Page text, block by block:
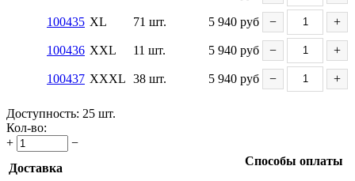
100435 XL 71 шт. 5 940 руб − +
100436 XXL 11 шт. 5 940 руб − +
100437 XXXL 38 шт. 5 940 руб − +
Доступность: 25 шт.
Кол-во:
+
−
Доставка
Способы оплаты